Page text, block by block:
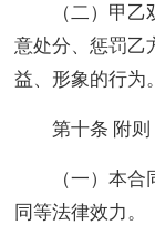
（二）甲
意处分、惩罚乙
益、形象的行为。
第十条 附则
（一）本
同等法律效力。